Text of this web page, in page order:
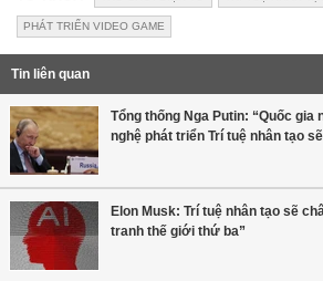
PHÁT TRIỂN VIDEO GAME
Tin liên quan
Tổng thống Nga Putin: “Quốc gia
nghệ phát triển Trí tuệ nhân tạo
Elon Musk: Trí tuệ nhân tạo sẽ
tranh thế giới thứ ba”